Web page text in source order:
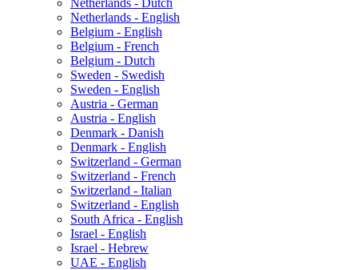
Netherlands - Dutch
Netherlands - English
Belgium - English
Belgium - French
Belgium - Dutch
Sweden - Swedish
Sweden - English
Austria - German
Austria - English
Denmark - Danish
Denmark - English
Switzerland - German
Switzerland - French
Switzerland - Italian
Switzerland - English
South Africa - English
Israel - English
Israel - Hebrew
UAE - English